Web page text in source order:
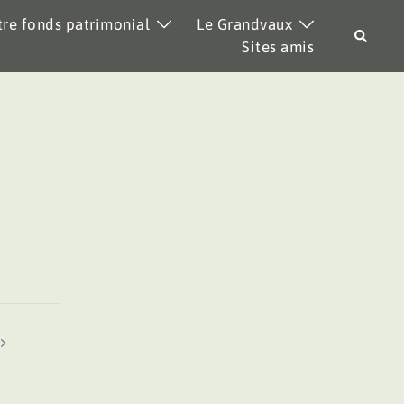
fonds patrimonial
Le Grandvaux
Sites amis